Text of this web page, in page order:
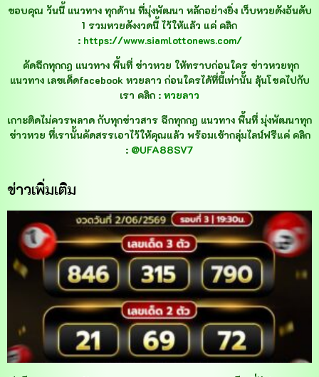
ขอบคุณ วันนี้ แนวทาง ทุกด้าน ที่มุ่งพัฒนา หลักอย่างยิ่ง เว็บหวยดังอันดับ
1 รวมหวยดังงวดนี้ ไว้ให้แล้ว แค่ คลิก
: https://www.siamlottonews.com/
คัดฉีกทุกกฎ แนวทาง พื้นที่ ข่าวหวย ให้ทราบก่อนใคร ข่าวหวยทุก
แนวทาง เลขเด็ดfacebook หวยลาว ก่อนใครได้ที่นี้เท่านั้น ลุ้นโชคไปกับ
เรา คลิก : หวยลาว
เกาะติดไม่ควรพลาด กับทุกข่าวสาร ฉีกทุกกฎ แนวทาง พื้นที่ มุ่งพัฒนาทุก
ข่าวหวย ที่เรานั้นคัดสรรเอาไว้ให้คุณแล้ว พร้อมเข้ากลุ่มไลน์ฟรีแค่ คลิก
: @UFA88SV7
ข่าวเพิ่มเติม